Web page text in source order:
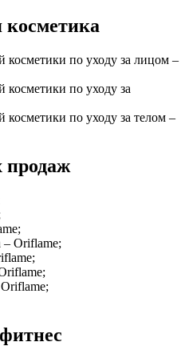
косметики по уходу за лицом –
косметики по уходу за
косметики по уходу за телом –
продаж
– Oriflame;